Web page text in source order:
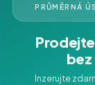
PRŮMĚRNÁ
Inzerujte